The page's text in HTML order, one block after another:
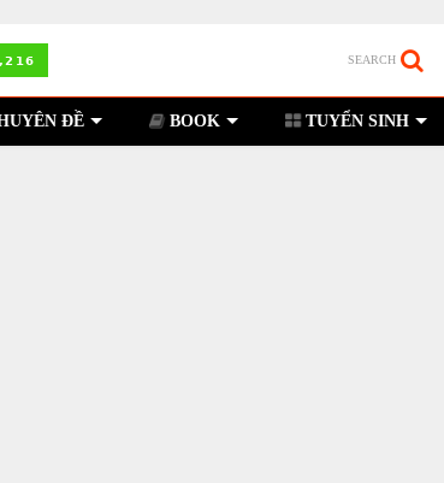
SEARCH
ĐỀ BOOK TUYỂN SINH